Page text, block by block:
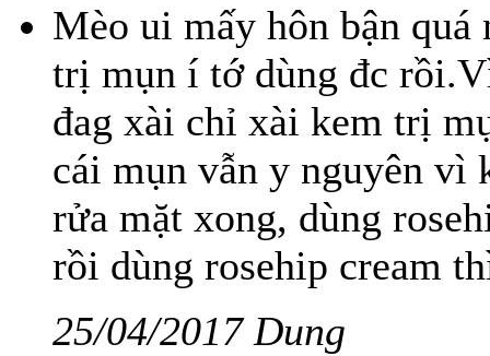
Mèo ui mấy hôn bận
trị mụn í tớ dùng đc
đag xài chỉ xài kem trị
cái mụn vẫn y nguyên vì
rửa mặt xong, dùng
rồi dùng rosehip cream
25/04/2017 Dung